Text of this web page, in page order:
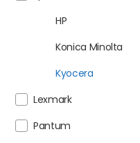
HP
Konica Minolta
Kyocera
Lexmark
Pantum